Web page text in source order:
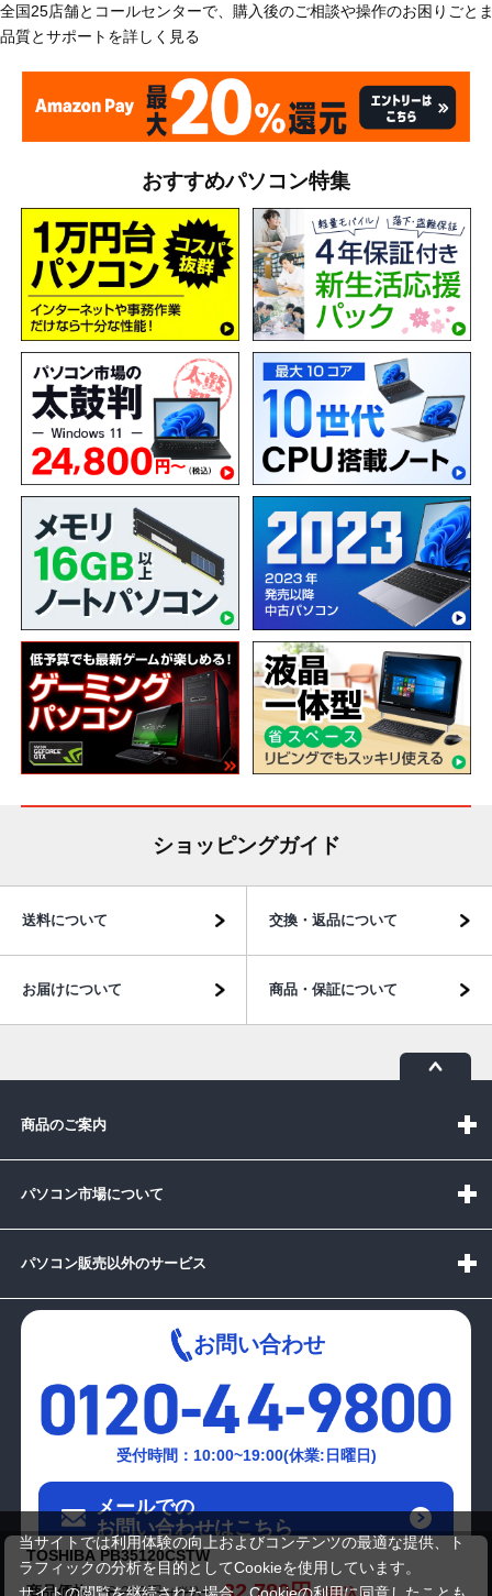
TOSHIBA PB35120CSTW
商品価格 38,280円
全国25店舗とコールセンターで、購入後のご相談や操作のお困りごと
品質とサポートを詳しく見る
おすすめパソコン特集
ショッピングガイド
送料について 交換・返品について
お届けについて 商品・保証について
商品のご案内
パソコン市場について
パソコン販売以外のサービス
お問い合わせ
受付時間：10:00~19:00(休業:日曜日)
メールでの
お問い合わせはこちら
当サイトでは利用体験の向上およびコンテンツの最適な提供、ト
ラフィックの分析を目的としてCookieを使用しています。